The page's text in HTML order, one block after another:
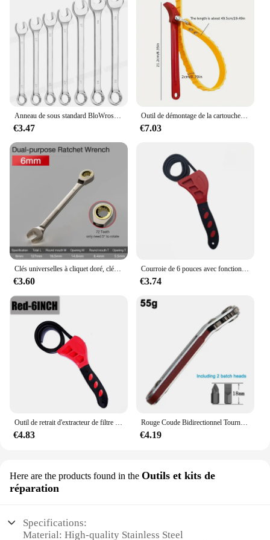
€3.47
Outil de démontage de la cartouche, ouvre-sangle réglable, extracteur de filtre à huile, 8 po
€7.03
Clés universelles à cliquet doré, clé de couple, outils de réparation de voiture MeaccelerHand, 1 pièce
€3.60
Courroie de 6 pouces avec fonction réglable pour tirer le filtre à huile, sangle Spblown JOTools pour la maison, empêche le glissement
€3.74
Outil de retrait d'extracteur de filtre à huile de ceinture essorée, sangle réglable, verrouillage, démontage, ouvre-sangle
€4.83
Rouge Coude Bidirectionnel Tournevis À Cliquet Espace Étroite Coin Tournant Angle Droit Croix Fendue Tournevis Outil
€4.19
Here are the products found in the Outils et kits de
réparation
Specifications:
Material: High-quality Stainless Steel